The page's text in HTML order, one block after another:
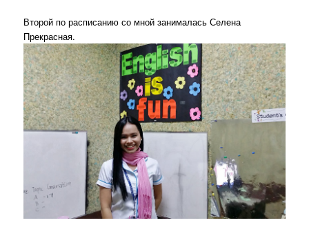
Второй по расписанию со мной занималась Селена
Прекрасная.